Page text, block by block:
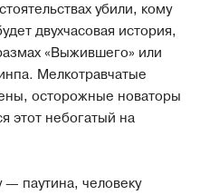
убили, кому
двухчасовая история,
«Выжившего» или
Мелкотравчатые
осторожные новаторы
этот небогатый на
паутина, человеку